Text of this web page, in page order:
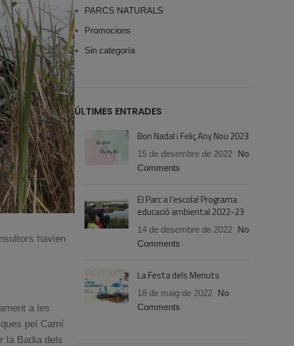
havien
a les
pel Camí
la Badia dels
PARCS NATURALS
Promocions
Sin categoría
ÚLTIMES ENTRADES
Bon Nadal i Feliç Any Nou 2023
15 de desembre de 2022 No
Comments
El Parc a l’escola! Programa
educació ambiental 2022-23
14 de desembre de 2022 No
Comments
La Festa dels Menuts
18 de maig de 2022 No
Comments